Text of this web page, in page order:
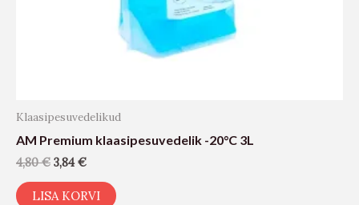
Klaasipesuvedelikud
AM Premium klaasipesuvedelik -20°C 3L
4,80€ 3,84€
LISA KORVI